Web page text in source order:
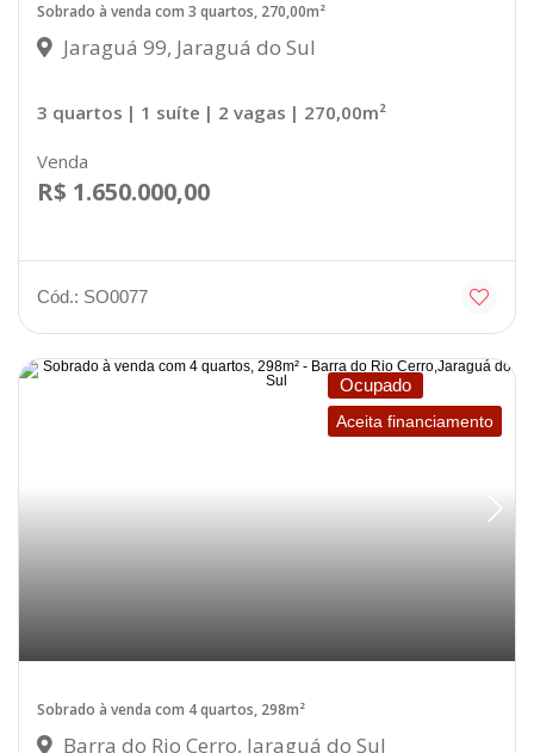
Sobrado à venda com 3 quartos, 270,00m²
Jaraguá 99, Jaraguá do Sul
3 quartos | 1 suíte | 2 vagas | 270,00m²
Venda
R$ 1.650.000,00
Cód.: SO0077
Ocupado
Aceita financiamento
Sobrado à venda com 4 quartos, 298m²
Barra do Rio Cerro, Jaraguá do Sul